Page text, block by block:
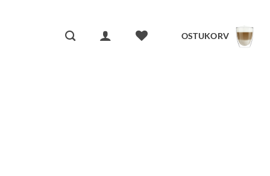
OSTUKORV